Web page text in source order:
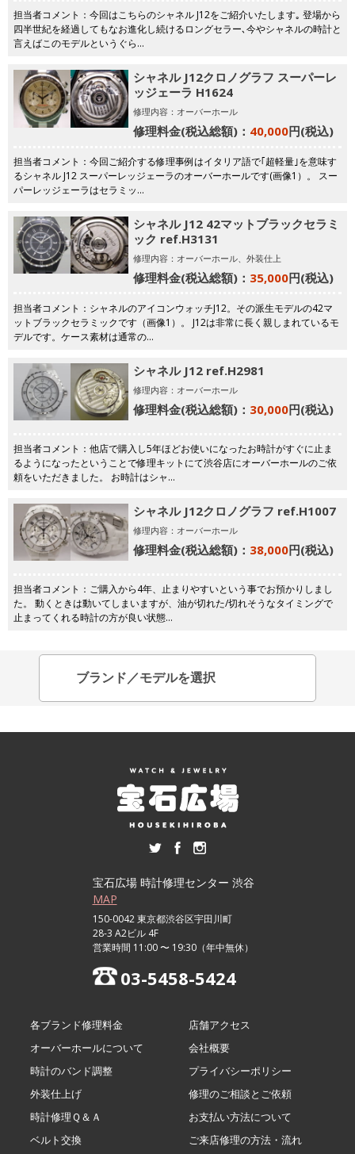
担当者コメント：今回はこちらのシャネル J12をご紹介いたします｡ 登場から
四半世紀を経過してもなお進化し続けるロングセラー､今やシャネルの時計と
言えばこのモデルというぐら…
シャネル J12クロノグラフ スーパーレ
ッジェーラ H1624
修理内容：オーバーホール
修理料金(税込総額)： 40,000円(税込)
担当者コメント：今回ご紹介する修理事例はイタリア語で｢超軽量｣を意味す
るシャネル J12 スーパーレッジェーラのオーバーホールです(画像1）。 スー
パーレッジェーラはセラミッ…
シャネル J12 42マットブラックセラミ
ック ref.H3131
修理内容：オーバーホール、外装仕上
修理料金(税込総額)： 35,000円(税込)
担当者コメント：シャネルのアイコンウォッチJ12。その派生モデルの42マ
ットブラックセラミックです（画像1）。 J12は非常に長く親しまれているモ
デルです。ケース素材は通常の…
シャネル J12 ref.H2981
修理内容：オーバーホール
修理料金(税込総額)： 30,000円(税込)
担当者コメント：他店で購入し5年ほどお使いになったお時計がすぐに止ま
るようになったということで修理キットにて渋谷店にオーバーホールのご依
頼をいただきました。 お時計はシャ…
シャネル J12クロノグラフ ref.H1007
修理内容：オーバーホール
修理料金(税込総額)： 38,000円(税込)
担当者コメント：ご購入から4年、止まりやすいという事でお預かりしまし
た。 動くときは動いてしまいますが、油が切れた/切れそうなタイミングで
止まってくれる時計の方が良い状態…
宝石広場 時計修理センター 渋谷
MAP
150-0042 東京都渋谷区宇田川町
28-3 A2ビル 4F
営業時間 11:00 〜 19:30（年中無休）
03-5458-5424
各ブランド修理料金
オーバーホールについて
時計のバンド調整
外装仕上げ
時計修理Ｑ＆Ａ
ベルト交換
店舗アクセス
会社概要
プライバシーポリシー
修理のご相談とご依頼
お支払い方法について
ご来店修理の方法・流れ